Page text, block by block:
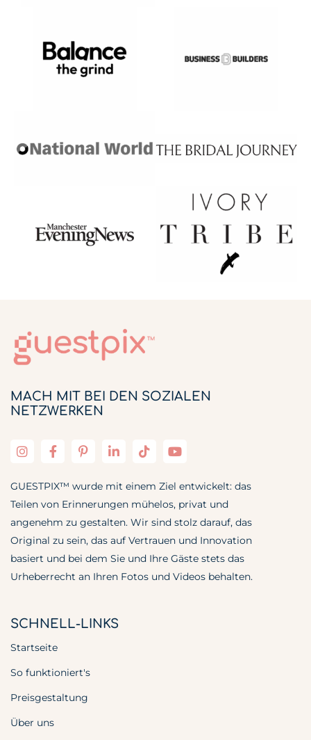
MACH MIT BEI DEN SOZIALEN
NETZWERKEN
GUESTPIX™ wurde mit einem Ziel entwickelt: das
Teilen von Erinnerungen mühelos, privat und
angenehm zu gestalten. Wir sind stolz darauf, das
Original zu sein, das auf Vertrauen und Innovation
basiert und bei dem Sie und Ihre Gäste stets das
Urheberrecht an Ihren Fotos und Videos behalten.
SCHNELL-LINKS
Startseite
So funktioniert's
Preisgestaltung
Über uns